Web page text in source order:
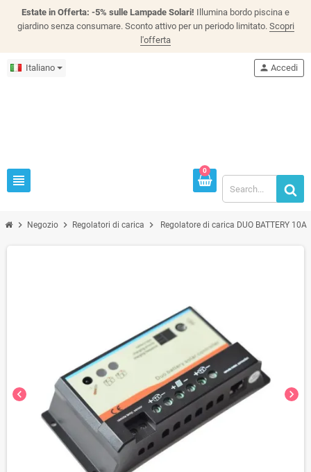
Estate in Offerta: -5% sulle Lampade Solari! Illumina bordo piscina e
giardino senza consumare. Sconto attivo per un periodo limitato. Scopri
l'offerta
Italiano
view_headline
person Accedi
0
chevron_right Negozio chevron_right Regolatori di carica chevron_right Regolatore di carica DUO BATTERY
chevron_left chevron_right